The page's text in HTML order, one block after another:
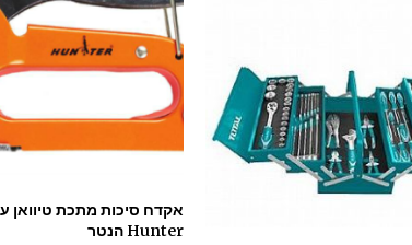
Hunter הנטר